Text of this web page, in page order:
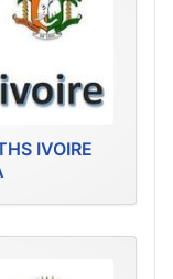
IVOIRE